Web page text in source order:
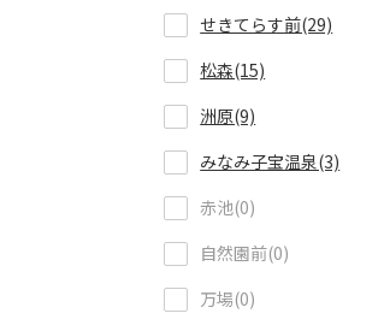
せきてらす前(29)
松森(15)
洲原(9)
みなみ子宝温泉(3)
赤池(0)
自然園前(0)
万場(0)